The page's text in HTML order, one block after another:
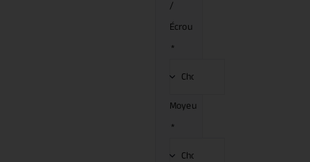
/
Écrou
*
Moyeu
*